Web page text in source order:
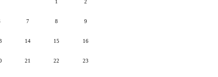
1 2
7 8 9
14 15 16
21 22 23